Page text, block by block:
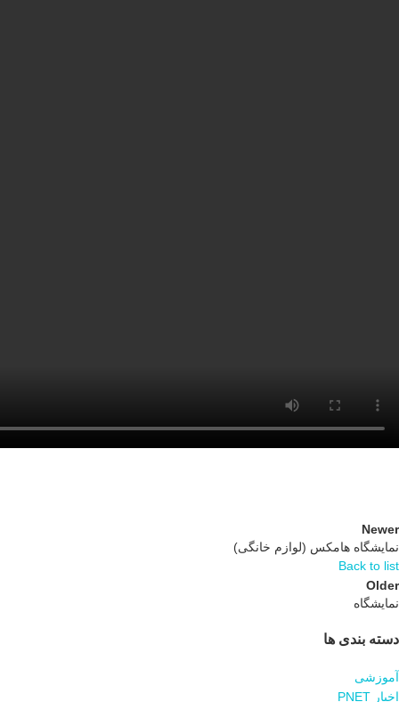
Newer
نمایشگاه هامکس (لوازم خانگی)
Back to list
Older
نمایشگاه
دسته بندی ها
آموزشی
اخبار PNET